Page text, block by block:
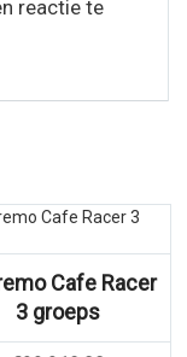
reactie te
Cafe Racer
3 groeps